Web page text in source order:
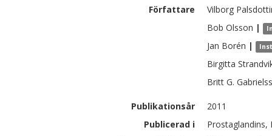
Författare Vilborg
Bob Olsson |
Jan Borén |
Birgitta
Britt G.
Publikationsår
2011
Publicerad i
Prostaglandins,